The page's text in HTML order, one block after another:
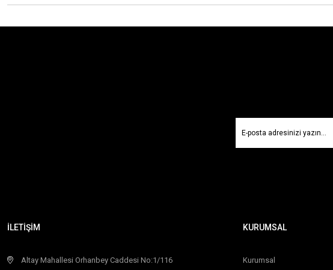
İLETİŞİM
Altay Mahallesi Orhanbey Caddesi No:1/116
KURUMSAL
Kurumsal